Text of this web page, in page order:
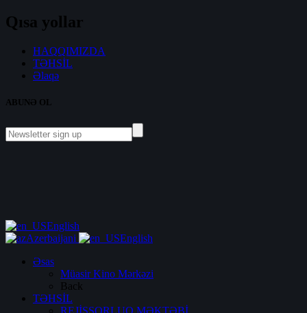
Qısa yollar
HAQQIMIZDA
TƏHSİL
Əlaqə
ABUNƏ OL
English
Azerbaijani
English
Əsas
Müasir Kino Mərkəzi
Back
TƏHSİL
REJİSSORLUQ MƏKTƏBİ